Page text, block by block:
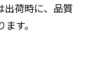
出荷時に、品質
す。